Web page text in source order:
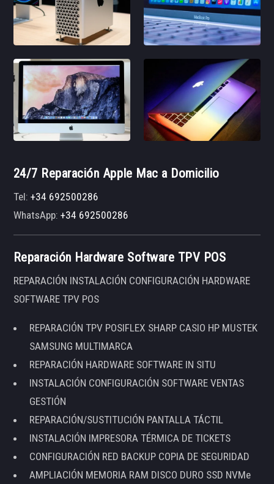
24/7 Reparación Apple Mac a Domicilio
Tel:+34 692500286
WhatsApp:+34 692500286
Reparación Hardware Software TPV POS
REPARACIÓN INSTALACIÓN CONFIGURACIÓN HARDWARE
SOFTWARE TPV POS
REPARACIÓN TPV POSIFLEX SHARP CASIO HP MUSTEK
SAMSUNG MULTIMARCA
REPARACIÓN HARDWARE SOFTWARE IN SITU
INSTALACIÓN CONFIGURACIÓN SOFTWARE VENTAS
GESTIÓN
REPARACIÓN/SUSTITUCIÓN PANTALLA TÁCTIL
INSTALACIÓN IMPRESORA TÉRMICA DE TICKETS
CONFIGURACIÓN RED BACKUP COPIA DE SEGURIDAD
AMPLIACIÓN MEMORIA RAM DISCO DURO SSD NVMe